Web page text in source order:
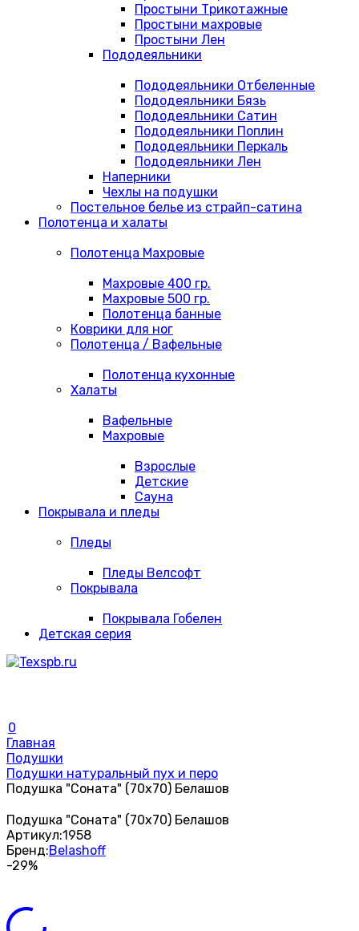
Простыни Трикотажные
Простыни махровые
Простыни Лен
Пододеяльники
Пододеяльники Отбеленные
Пододеяльники Бязь
Пододеяльники Сатин
Пододеяльники Поплин
Пододеяльники Перкаль
Пододеяльники Лен
Наперники
Чехлы на подушки
Постельное белье из страйп-сатина
Полотенца и халаты
Полотенца Махровые
Махровые 400 гр.
Махровые 500 гр.
Полотенца банные
Коврики для ног
Полотенца / Вафельные
Полотенца кухонные
Халаты
Вафельные
Махровые
Взрослые
Детские
Сауна
Покрывала и пледы
Пледы
Пледы Велсофт
Покрывала
Покрывала Гобелен
Детская серия
0
Главная
Подушки
Подушки натуральный пух и перо
Подушка "Соната" (70х70) Белашов
Подушка "Соната" (70х70) Белашов
Артикул:1958
Бренд:Belashoff
-29%